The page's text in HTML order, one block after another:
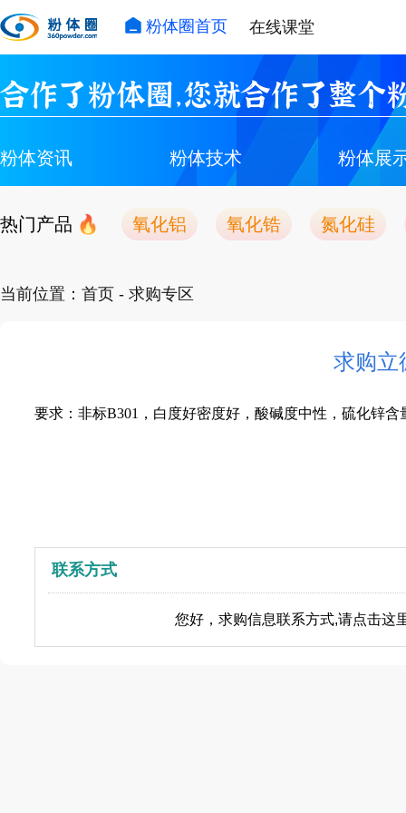
粉体圈首页 在线课堂
合作了粉体圈，您就合作了整个
粉体资讯 粉体技术 粉体展
热门产品 氧化铝 氧化锆 氮化硅
当前位置： 首页 - 求购专区
求购立
要求：非标B301，白度好密度好，酸碱度中性，硫化锌含
联系方式
您好，求购信息联系方式,请点击这